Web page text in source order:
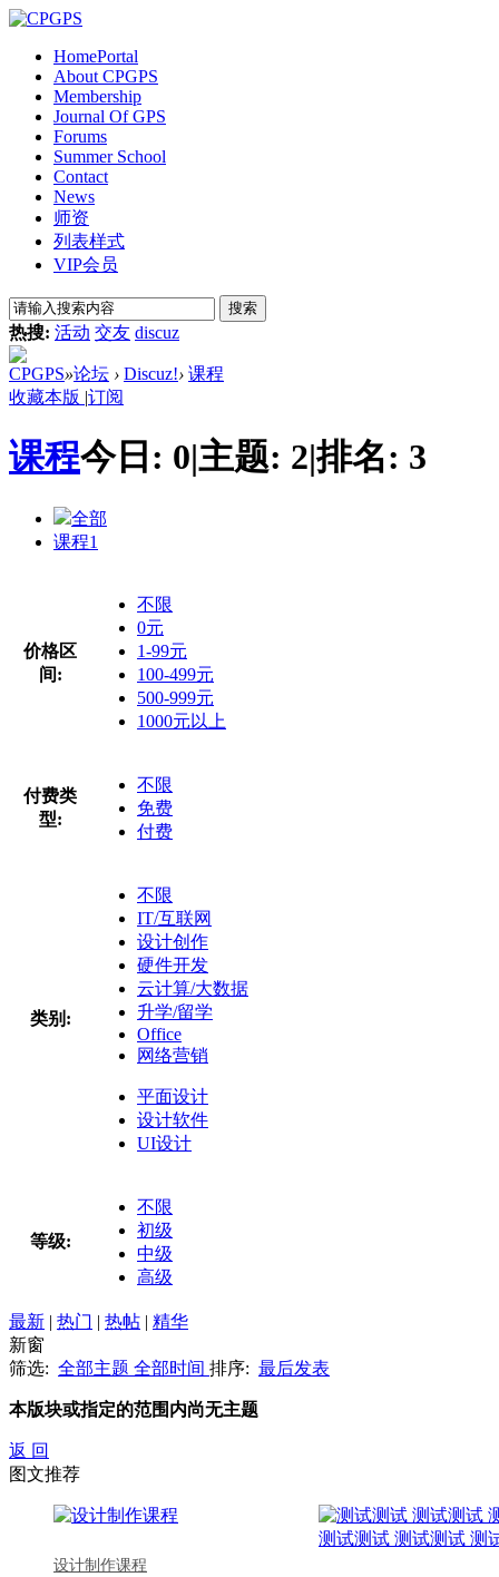
HomePortal
About CPGPS
Membership
Journal Of GPS
Forums
Summer School
Contact
News
师资
列表样式
VIP会员
搜索
热搜: 活动 交友 discuz
CPGPS»论坛 › Discuz!› 课程
收藏本版 |订阅
课程今日: 0|主题: 2|排名: 3
全部
课程1
价格区
间:
不限
0元
1-99元
100-499元
500-999元
1000元以上
付费类
型:
不限
免费
付费
类别:
不限
IT/互联网
设计创作
硬件开发
云计算/大数据
升学/留学
Office
网络营销
平面设计
设计软件
UI设计
等级:
不限
初级
中级
高级
最新 | 热门 | 热帖 | 精华
新窗
筛选: 全部主题 全部时间 排序: 最后发表
本版块或指定的范围内尚无主题
返 回
图文推荐
设计制作课程